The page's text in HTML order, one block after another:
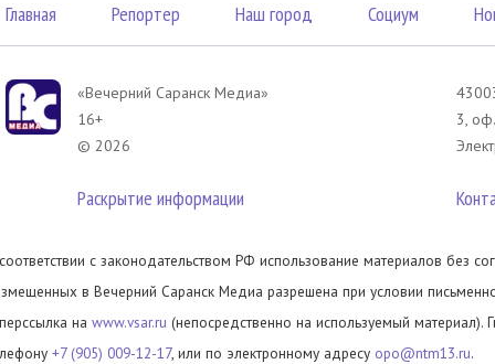
Главная Репортер Наш город Социум
«Вечерний Саранск Mедиа»
16+
© 2026
Раскрытие информации
3,
с законодательством РФ использование материалов без
в Вечерний Саранск Медиа разрешена при условии
на www.vsar.ru (непосредственно на используемый материал).
+7 (905) 009-12-17, или по электронному адресу opo@ntm13.ru.